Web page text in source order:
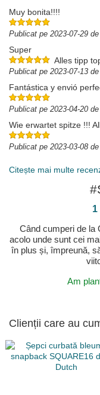
Muy bonita!!!!
Publicat pe 2023-07-29
Super
Alles tipp
Publicat pe 2023-07-13
Fantástica y envió
Publicat pe 2023-04-20
Wie erwartet spitze !!!
Publicat pe 2023-03-08
Citește mai multe
1
Când cumperi de la
acolo unde sunt cei
în plus și, împreună,
Am
Clienții care au